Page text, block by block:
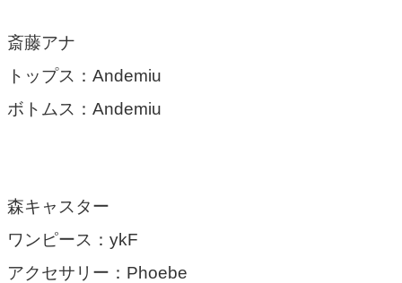
斎藤アナ
トップス：Andemiu
ボトムス：Andemiu
森キャスター
ワンピース：ykF
アクセサリー：Phoebe